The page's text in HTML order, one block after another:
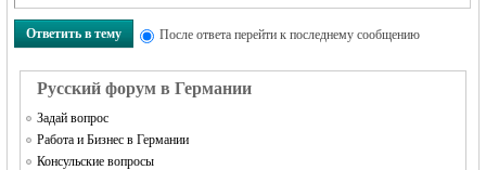
Ответить в тему После ответа перейти к последнему сообщению
Русский форум в Германии
Задай вопрос
Работа и Бизнес в Германии
Консульские вопросы